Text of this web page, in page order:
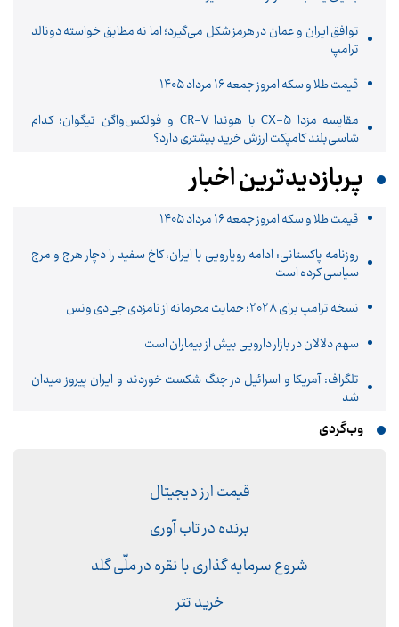
توافق ایران و عمان در هرمز شکل می‌گیرد؛ اما نه مطابق خواسته دونالد
ترامپ
قیمت طلا و سکه امروز جمعه ۱۶ مرداد ۱۴۰۵
مقایسه مزدا CX-5 با هوندا CR-V و فولکس‌واگن تیگوان؛ کدام
شاسی‌بلند کامپکت ارزش خرید بیشتری دارد؟
پربازدیدترین اخبار
قیمت طلا و سکه امروز جمعه ۱۶ مرداد ۱۴۰۵
روزنامه پاکستانی: ادامه رویارویی با ایران، کاخ سفید را دچار هرج و مرج
سیاسی کرده است
نسخه ترامپ برای 2028؛ حمایت محرمانه از نامزدی جی‌دی ونس
سهم دلالان در بازار دارویی بیش از بیماران است
تلگراف: آمریکا و اسرائیل در جنگ شکست خوردند و ایران پیروز میدان
شد
وب‌گردی
قیمت ارز دیجیتال
برنده در تاب آوری
شروع سرمایه گذاری با نقره در ملّی گلد
خرید تتر